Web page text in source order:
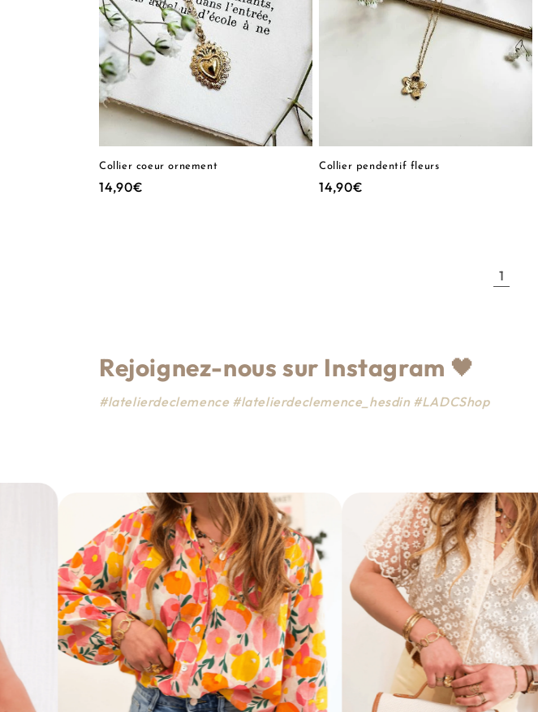
Collier coeur ornement
Prix
14,90€
Collier pendentif fleurs
Prix
14,90€
1
Rejoignez-nous sur Instagram 🖤
#latelierdeclemence #latelierdeclemence_hesdin #LADCShop